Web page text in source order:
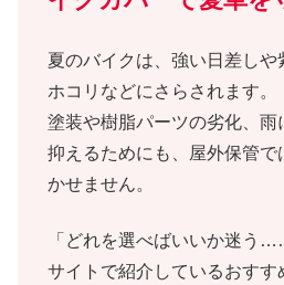
夏のバイクは、強い日差しや
ホコリなどにさらされます。
塗装や樹脂パーツの劣化、雨
抑えるためにも、屋外保管で
かせません。
「どれを選べばいいか迷う
サイトで紹介しているおすす